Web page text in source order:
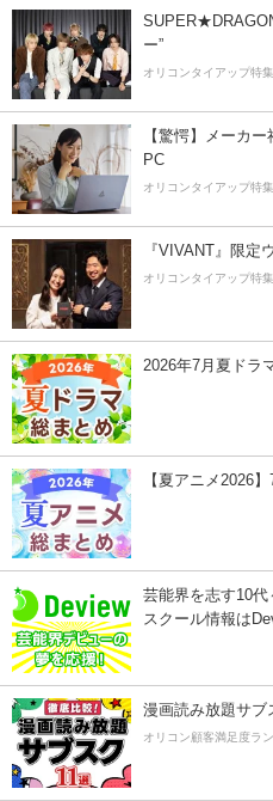
ー”
オリコンタイアップ特集
【驚愕】メーカ
PC
オリコンタイアップ特集
『VIVANT』限定
オリコンタイアップ特集
2026年7月夏ドラ
【夏アニメ2026
芸能界を志す10代
スクール情報は
漫画読み放題サブ
オリコン顧客満足度ラ